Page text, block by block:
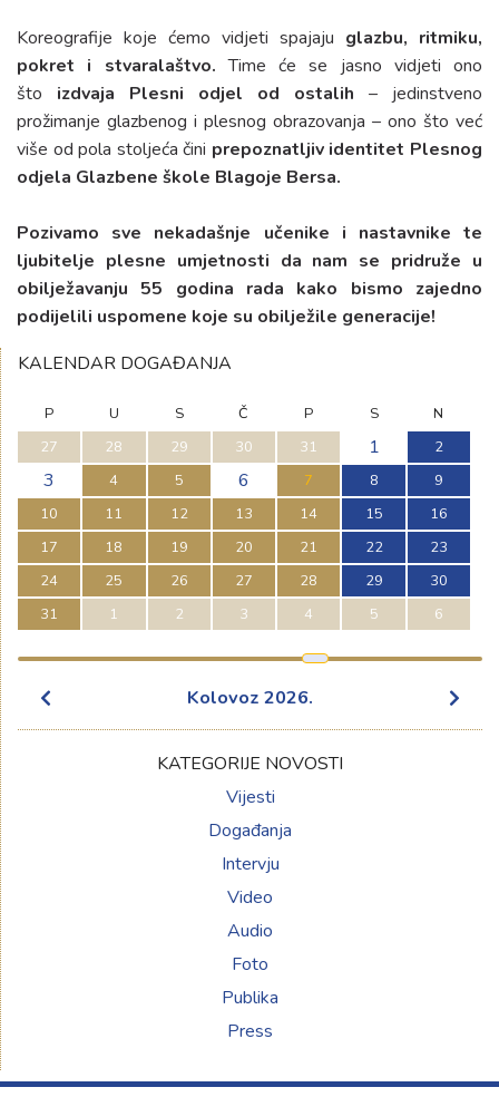
Koreografije koje ćemo vidjeti spajaju glazbu, ritmiku,
pokret i stvaralaštvo.Time će se jasno vidjeti ono
što izdvaja Plesni odjel od ostalih – jedinstveno
prožimanje glazbenog i plesnog obrazovanja – ono što već
više od pola stoljeća čini prepoznatljiv identitet Plesnog
odjela Glazbene škole Blagoje Bersa.
Pozivamo sve nekadašnje učenike i nastavnike te
ljubitelje plesne umjetnosti da nam se pridruže u
obilježavanju 55 godina rada kako bismo zajedno
podijelili uspomene koje su obilježile generacije!
KALENDAR DOGAĐANJA
P U S Č P S
N
27
28 29 30 31 1 2
3 4 5 6 7 8
9
10
11 12 13 14 15
16
17
18 19 20 21 22
23
24
25 26 27 28 29
30
31
1 2 3 4 5 6
Kolovoz 2026.
KATEGORIJE NOVOSTI
Vijesti
Događanja
Intervju
Video
Audio
Foto
Publika
Press